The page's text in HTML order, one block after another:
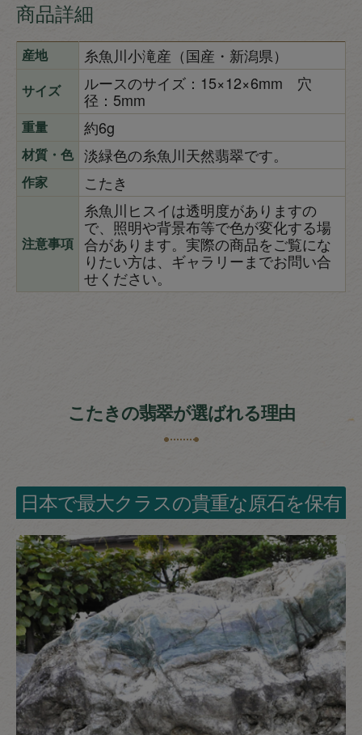
商品詳細
産地 糸魚川小滝産（国産・新潟県）
サイズ
ルースのサイズ：15×12×6mm 穴
径：5mm
重量 約6g
材質・色 淡緑色の糸魚川天然翡翠です。
作家 こたき
注意事項
糸魚川ヒスイは透明度がありますの
で、照明や背景布等で色が変化する場
合があります。実際の商品をご覧にな
りたい方は、ギャラリーまでお問い合
せください。
こたきの翡翠が選ばれる理由
日本で最大クラスの貴重な原石を保有